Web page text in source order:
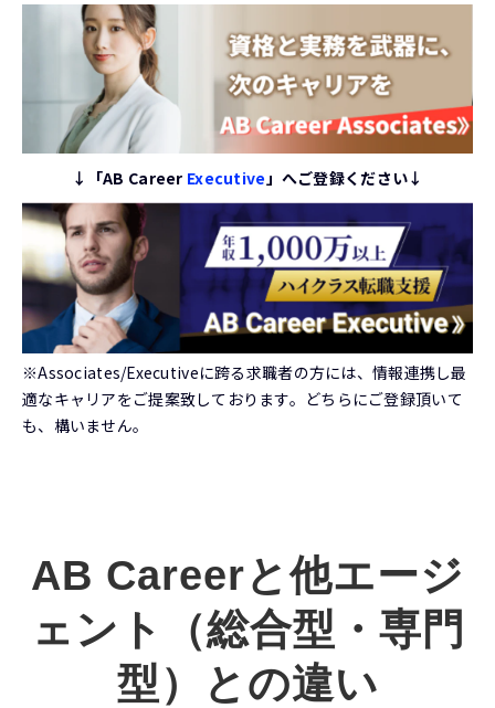
↓「AB Career Executive」へご登録ください↓
※Associates/Executiveに跨る求職者の方には、情報連携し最
適なキャリアをご提案致しております。どちらにご登録頂いて
も、構いません。
AB Careerと他エージ
ェント（総合型・専門
型）との違い